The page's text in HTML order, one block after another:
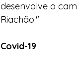
desenvolve o
Riachão."
Covid-19